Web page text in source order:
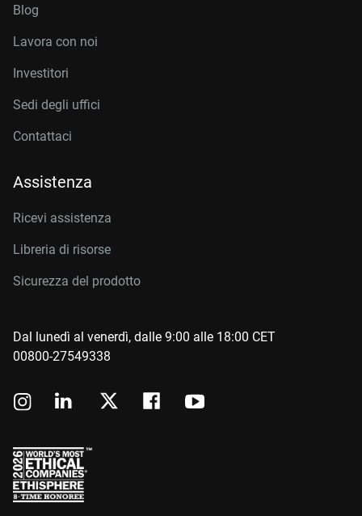
Blog
Lavora con noi
Investitori
Sedi degli uffici
Contattaci
Assistenza
Ricevi assistenza
Libreria di risorse
Sicurezza del prodotto
Dal lunedì al venerdì, dalle 9:00 alle 18:00 CET
00800-27549338